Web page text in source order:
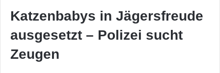
Katzenbabys in Jägersfreude
ausgesetzt – Polizei sucht
Zeugen